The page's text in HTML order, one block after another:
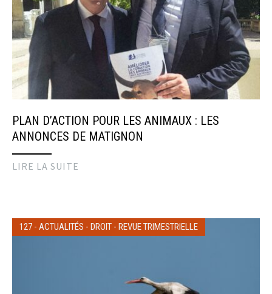
PLAN D’ACTION POUR LES ANIMAUX : LES
ANNONCES DE MATIGNON
LIRE LA SUITE
127 - ACTUALITÉS - DROIT - REVUE TRIMESTRIELLE